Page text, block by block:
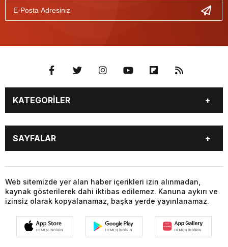
KATEGORİLER
BURÇLAR
CANLI BORSA
CANLI SONUÇLAR
COVID-19
FİKSTÜR
FİRMA EKLE
FİRMA REHBERİ
GAZETE OKU
GAZETELER
HABER GÖNDER
HAVA DURUMU
NÖBETÇİ ECZANELER
PARİTELER
POPÜLER GALERİLER
PUAN DURUMU
SAYFALAR
CANLI SONUÇLAR
CANLI TV
COVID-19
FİKSTÜR
FİRMA EKLE
FİRMA REHBERİ
GAZETE OKU
GAZETELER
HABER GÖNDER
HAVA DURUMU
Web sitemizde yer alan haber içerikleri izin alınmadan,
kaynak gösterilerek dahi iktibas edilemez. Kanuna aykırı ve
izinsiz olarak kopyalanamaz, başka yerde yayınlanamaz.